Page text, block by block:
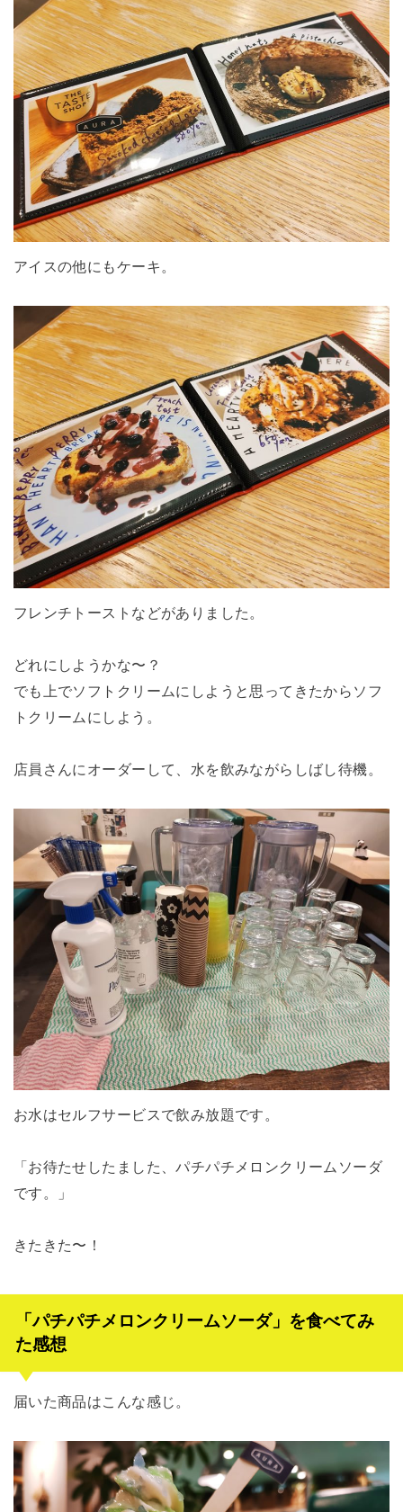
アイスの他にもケーキ。
フレンチトーストなどがありました。
どれにしようかな〜？
でも上でソフトクリームにしようと思ってきたからソフ
トクリームにしよう。
店員さんにオーダーして、水を飲みながらしばし待機。
お水はセルフサービスで飲み放題です。
「お待たせしたました、パチパチメロンクリームソーダ
です。」
きたきた〜！
「パチパチメロンクリームソーダ」を食べてみ
た感想
届いた商品はこんな感じ。